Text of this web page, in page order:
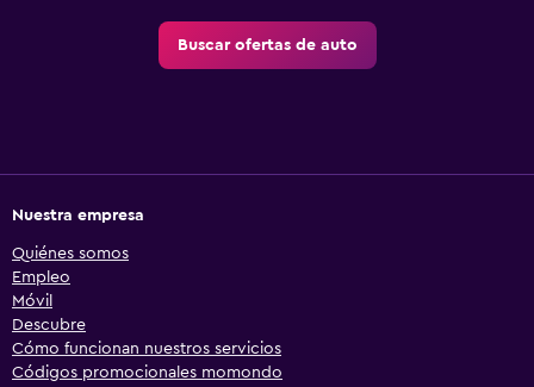
Buscar ofertas de auto
Nuestra empresa
Quiénes somos
Empleo
Móvil
Descubre
Cómo funcionan nuestros servicios
Códigos promocionales momondo